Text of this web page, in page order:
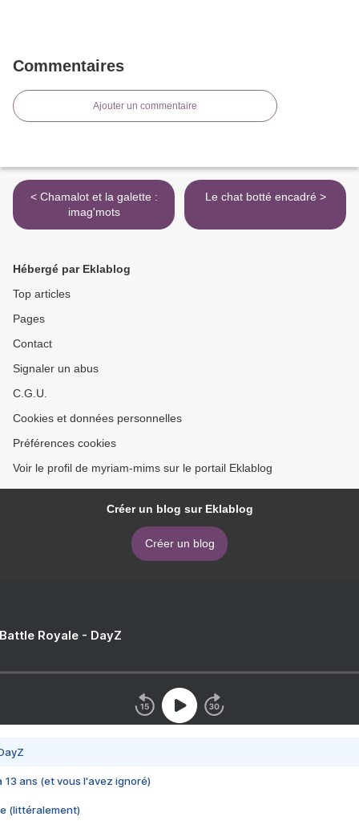
Commentaires
Ajouter un commentaire
< Chamalot et la galette :
imag'mots
Le chat botté encadré >
Hébergé par Eklablog
Top articles
Pages
Contact
Signaler un abus
C.G.U.
Cookies et données personnelles
Préférences cookies
Voir le profil de myriam-mims sur le portail Eklablog
Créer un blog sur Eklablog
Créer un blog
Royale - DayZ
13 ans (et vous l'avez ignoré)
(littéralement)